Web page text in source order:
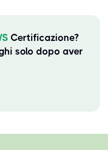
Certificazione?
solo dopo aver